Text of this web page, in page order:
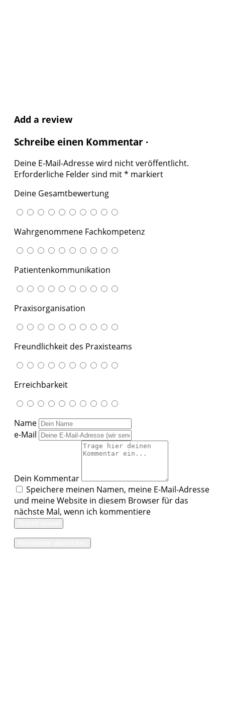
Add a review
Schreibe einen Kommentar ·
Deine E-Mail-Adresse wird nicht veröffentlicht.
Erforderliche Felder sind mit* markiert
Deine Gesamtbewertung
Wahrgenommene Fachkompetenz
Patientenkommunikation
Praxisorganisation
Freundlichkeit des Praxisteams
Erreichbarkeit
Name
e-Mail
Dein Kommentar
Speichere meinen Namen, meine E-Mail-Adresse
und meine Website in diesem Browser für das
nächste Mal, wenn ich kommentiere